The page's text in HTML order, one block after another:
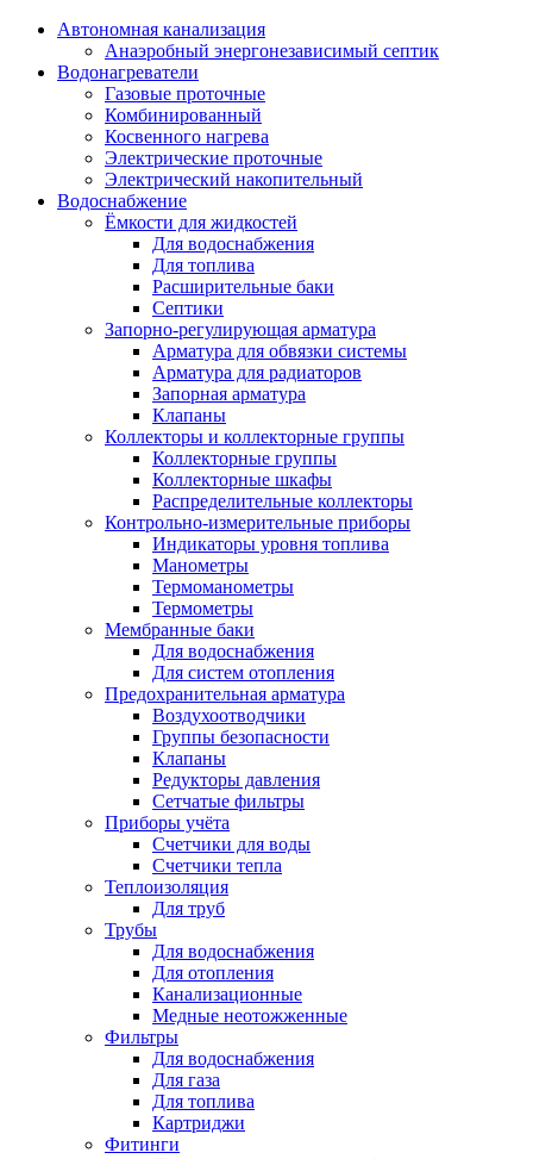
Автономная канализация
Анаэробный энергонезависимый септик
Водонагреватели
Газовые проточные
Комбинированный
Косвенного нагрева
Электрические проточные
Электрический накопительный
Водоснабжение
Ёмкости для жидкостей
Для водоснабжения
Для топлива
Расширительные баки
Септики
Запорно-регулирующая арматура
Арматура для обвязки системы
Арматура для радиаторов
Запорная арматура
Клапаны
Коллекторы и коллекторные группы
Коллекторные группы
Коллекторные шкафы
Распределительные коллекторы
Контрольно-измерительные приборы
Индикаторы уровня топлива
Манометры
Термоманометры
Термометры
Мембранные баки
Для водоснабжения
Для систем отопления
Предохранительная арматура
Воздухоотводчики
Группы безопасности
Клапаны
Редукторы давления
Сетчатые фильтры
Приборы учёта
Счетчики для воды
Счетчики тепла
Теплоизоляция
Для труб
Трубы
Для водоснабжения
Для отопления
Канализационные
Медные неотожженные
Фильтры
Для водоснабжения
Для газа
Для топлива
Картриджи
Фитинги